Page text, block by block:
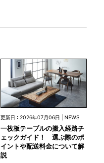
更新日 : 2026年07月06日 | NEWS
一枚板テーブルの搬入経路チ
ェックガイド！ 選ぶ際のポ
イントや配送料金について解
説